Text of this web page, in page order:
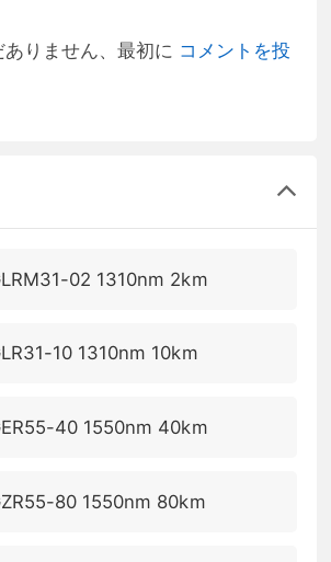
りません、最初に コメントを投
02 1310nm 2km
10 1310nm 10km
40 1550nm 40km
80 1550nm 80km